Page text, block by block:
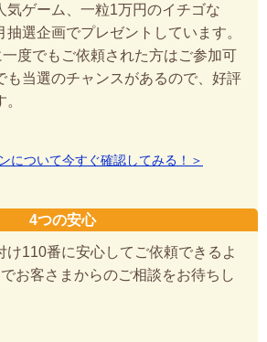
気ゲーム、一粒1万円のイチゴな
抽選企画でプレゼントしています。
度でもご依頼された方はご参加可
も当選のチャンスがあるので、好評
について今すぐ確認してみる！＞
4つの安心
け110番に安心してご依頼できるよ
お客さまからのご相談をお待ちし